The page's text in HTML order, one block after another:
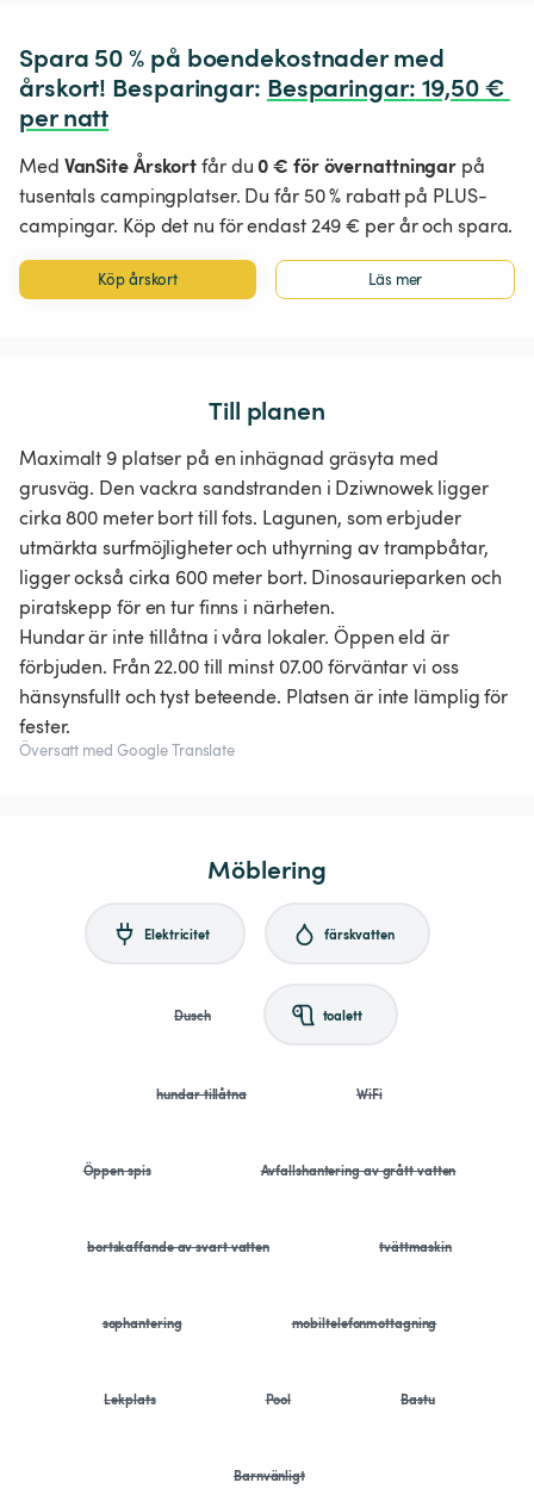
Spara 50 % på boendekostnader med
årskort! Besparingar: Besparingar: 19,50 €
per natt
Med VanSite Årskortfår du0 € för övernattningar på
tusentals campingplatser. Du får 50 % rabatt på PLUS-
campingar. Köp det nu för endast 249 € per år och spara.
Köp årskort Läs mer
Till planen
Maximalt 9 platser på en inhägnad gräsyta med
grusväg. Den vackra sandstranden i Dziwnowek ligger
cirka 800 meter bort till fots. Lagunen, som erbjuder
utmärkta surfmöjligheter och uthyrning av trampbåtar,
ligger också cirka 600 meter bort. Dinosaurieparken och
piratskepp för en tur finns i närheten.
Hundar är inte tillåtna i våra lokaler. Öppen eld är
förbjuden. Från 22.00 till minst 07.00 förväntar vi oss
hänsynsfullt och tyst beteende. Platsen är inte lämplig för
fester.
Översatt med Google Translate
Möblering
Elektricitet färskvatten
Dusch toalett
hundar tillåtna WiFi
Öppen spis Avfallshantering av grått vatten
bortskaffande av svart vatten tvättmaskin
sophantering mobiltelefonmottagning
Lekplats Pool Bastu
Barnvänligt